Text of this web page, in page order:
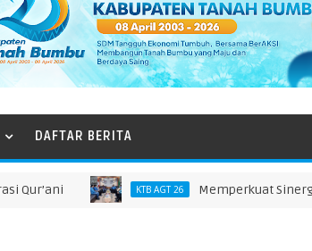
DAFTAR BERITA
KTB AGT 26 Memperkuat Sinergi, DPD